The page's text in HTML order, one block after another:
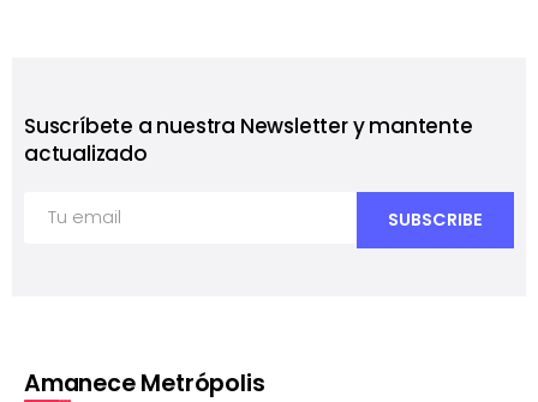
Suscríbete a nuestra Newsletter y mantente
actualizado
Amanece Metrópolis